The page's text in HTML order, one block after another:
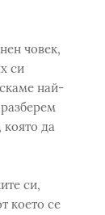
човек,
си
най-
да
си,
което се